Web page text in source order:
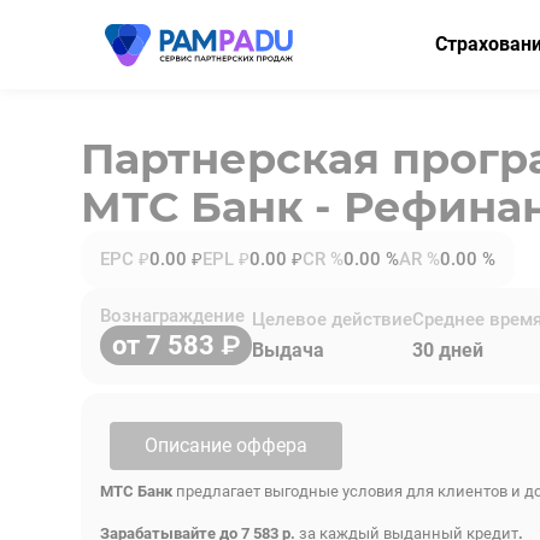
Здоровье
Партнерская
МТС Банк -
EPC ₽0.00 ₽EPL ₽0.00 ₽CR %0.00 %AR %0.00 %
Вознаграждение
от 7 583
Целевое действие
Выдача
Среднее
30 дней
Описание оффера
МТС Банк предлагает выгодные условия для клиентов и
Зарабатывайте до 7 583 р. за каждый выданный кредит.